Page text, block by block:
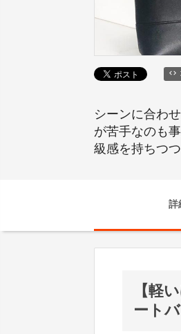
シーンに合わ
が苦手なのも
級感を持ちつ
詳
【軽
ート